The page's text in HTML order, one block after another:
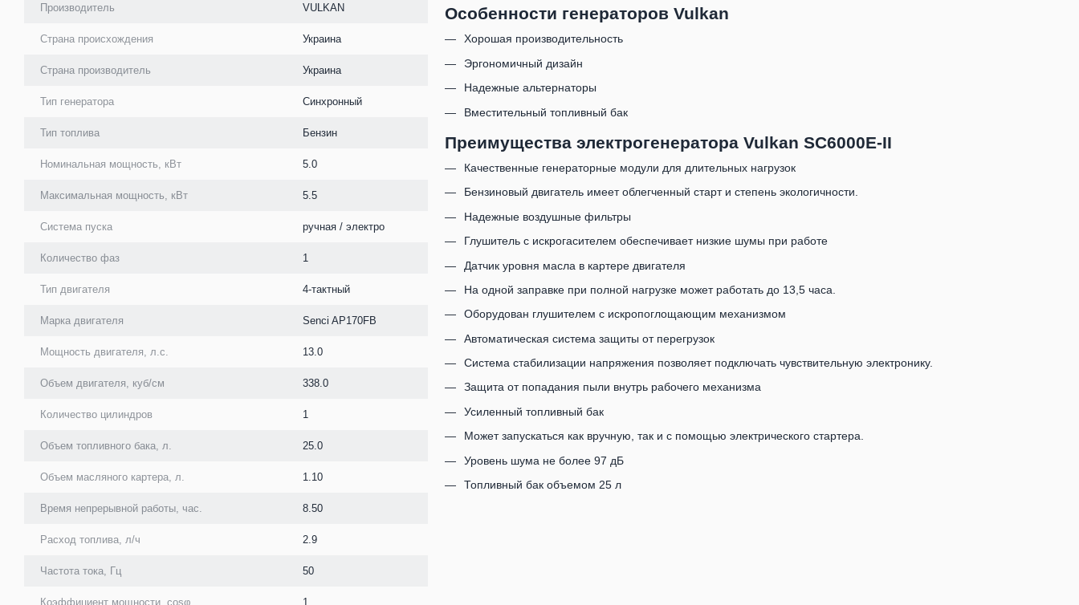
Производитель VULKAN
Страна происхождения Украина
Страна производитель Украина
Тип генератора Синхронный
Тип топлива Бензин
Номинальная мощность, кВт 5.0
Максимальная мощность, кВт 5.5
Система пуска ручная / электро
Количество фаз 1
Тип двигателя 4-тактный
Марка двигателя Senci AP170FB
Мощность двигателя, л.с. 13.0
Объем двигателя, куб/см 338.0
Количество цилиндров 1
Объем топливного бака, л. 25.0
Объем масляного картера, л. 1.10
Время непрерывной работы, час. 8.50
Расход топлива, л/ч 2.9
Частота тока, Гц 50
Коэффициент мощности, cosφ 1
Особенности генераторов Vulkan
Хорошая производительность
Эргономичный дизайн
Надежные альтернаторы
Вместительный топливный бак
Преимущества электрогенератора Vulkan SC6000E-II
Качественные генераторные модули для длительных нагрузок
Бензиновый двигатель имеет облегченный старт и степень экологичности.
Надежные воздушные фильтры
Глушитель с искрогасителем обеспечивает низкие шумы при работе
Датчик уровня масла в картере двигателя
На одной заправке при полной нагрузке может работать до 13,5 часа.
Оборудован глушителем с искропоглощающим механизмом
Автоматическая система защиты от перегрузок
Система стабилизации напряжения позволяет подключать чувствительную электронику.
Защита от попадания пыли внутрь рабочего механизма
Усиленный топливный бак
Может запускаться как вручную, так и с помощью электрического стартера.
Уровень шума не более 97 дБ
Топливный бак объемом 25 л